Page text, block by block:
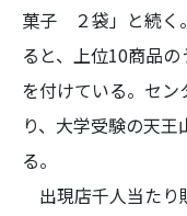
菓子 ２袋」と続く
ると、上位10商品
を付けている。セ
り、大学受験の天
る。
出現店千人当たり